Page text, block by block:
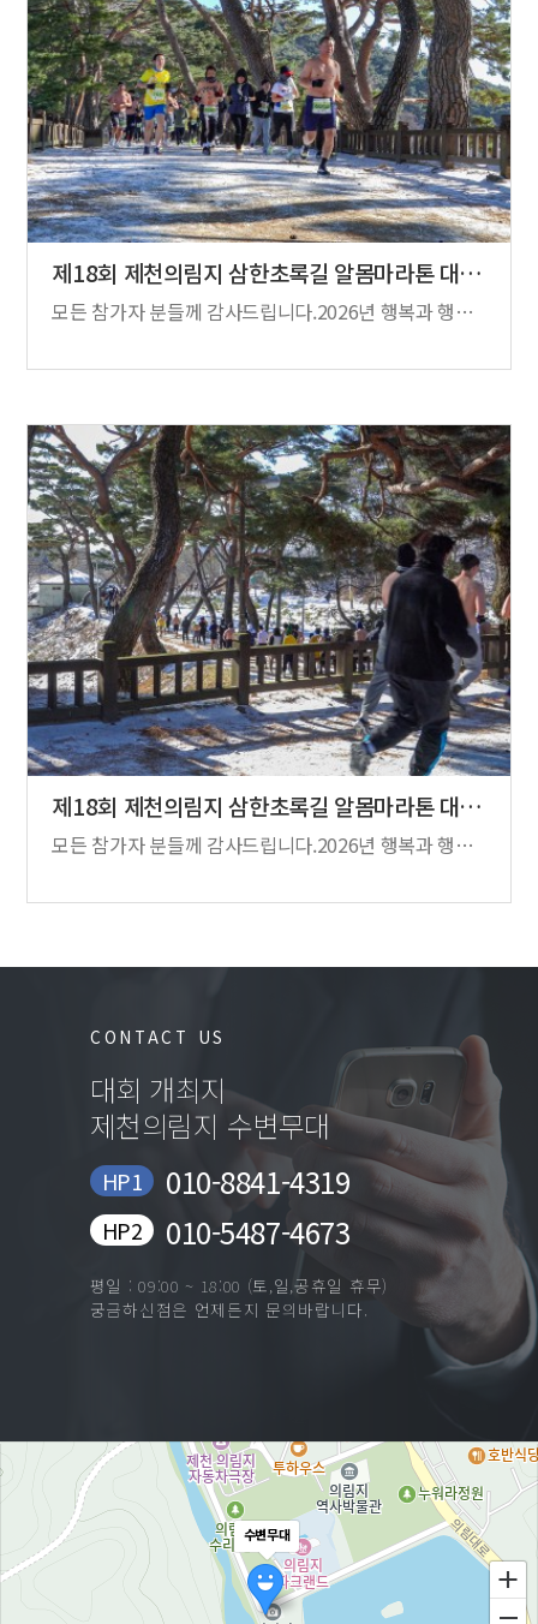
제18회 제천의림지 삼한초록길 알몸마라톤 대…
모든 참가자 분들께 감사드립니다.2026년 행복과 행운이 가득하세요.
제18회 제천의림지 삼한초록길 알몸마라톤 대…
모든 참가자 분들께 감사드립니다.2026년 행복과 행운이 가득하세요.
CONTACT US
대회 개최지
제천의림지 수변무대
HP1 010-8841-4319
HP2 010-5487-4673
평일 : 09:00 ~ 18:00 (토,일,공휴일 휴무)
궁금하신점은 언제든지 문의바랍니다.
수변무대